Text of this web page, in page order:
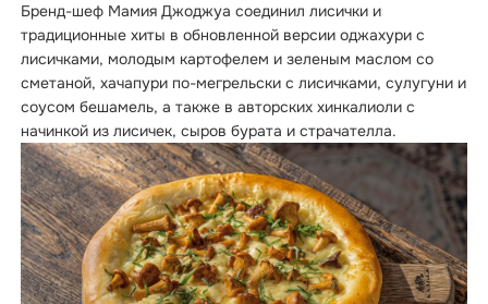
Бренд-шеф Мамия Джоджуа соединил лисички и
традиционные хиты в обновленной версии оджахури с
лисичками, молодым картофелем и зеленым маслом со
сметаной, хачапури по-мегрельски с лисичками, сулугуни и
соусом бешамель, а также в авторских хинкалиоли с
начинкой из лисичек, сыров бурата и страчателла.